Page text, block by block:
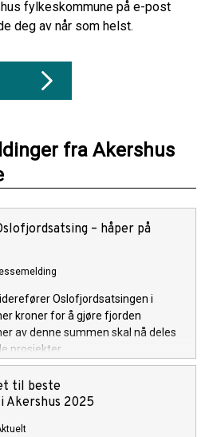
fylkeskommune på e-post
deg av når som helst.
fra Akershus
– håper på
Oslofjordsatsingen i
kroner for å gjøre fjorden
av denne summen skal nå deles
prosjekter.
til beste
2025